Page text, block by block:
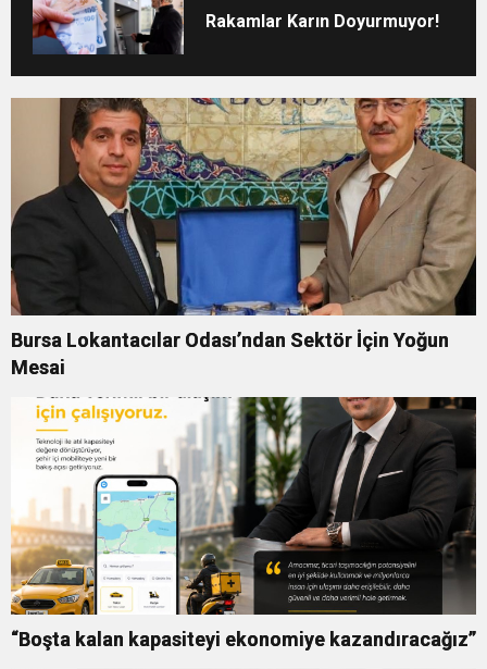
Rakamlar Karın Doyurmuyor!
Bursa Lokantacılar Odası’ndan Sektör İçin Yoğun
Mesai
“Boşta kalan kapasiteyi ekonomiye kazandıracağız”